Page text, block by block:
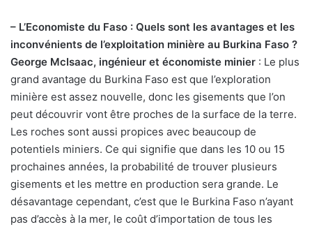
– L’Economiste du Faso : Quels sont les avantages et les
inconvénients de l’exploitation minière au Burkina Faso ?
George McIsaac, ingénieur et économiste minier : Le plus
grand avantage du Burkina Faso est que l’exploration
minière est assez nouvelle, donc les gisements que l’on
peut découvrir vont être proches de la surface de la terre.
Les roches sont aussi propices avec beaucoup de
potentiels miniers. Ce qui signifie que dans les 10 ou 15
prochaines années, la probabilité de trouver plusieurs
gisements et les mettre en production sera grande. Le
désavantage cependant, c’est que le Burkina Faso n’ayant
pas d’accès à la mer, le coût d’importation de tous les